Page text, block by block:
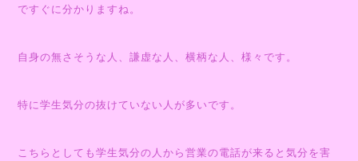
ですぐに分かりますね。
自身の無さそうな人、謙虚な人、横柄な人、様々です。
特に学生気分の抜けていない人が多いです。
こちらとしても学生気分の人から営業の電話が来ると気分を害